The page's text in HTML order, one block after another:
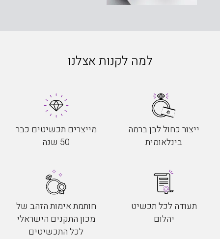
למה לקנות אצלנו
ייצור כחול לבן ברמה
בינלאומית
מייצרים תכשיטים כבר
50 שנה
תעודה לכל תכשיט
יהלום
חותמת אימות הזהב של
מכון התקנים הישראלי
לכל התכשיטים